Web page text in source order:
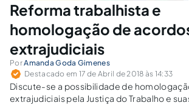
Reforma trabalhista e
homologação de
extrajudiciais
PorAmanda Goda Gimenes
Destacado em 17 de Abril de 2018 às 14:33
Discute-se a possibilidade de
extrajudiciais pela Justiça do Trabalho e